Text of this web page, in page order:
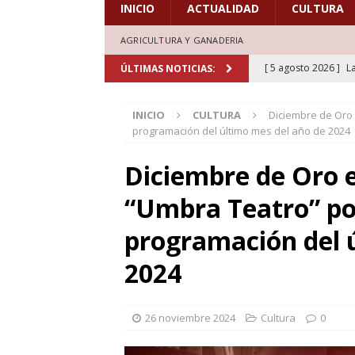
INICIO ACTUALIDAD CULTURA
AGRICULTURA Y GANADERIA
ÚLTIMAS NOTICIAS: [ 5 agosto 2026 ]
DEPORTES
deporte el verano
[ 5 agosto 2026 ]
marcada por la
INICIO CULTURA
Diciembre de
programación del último mes del año de 2024
Diciembre de Oro
“Umbra Teatro”
programación del
2024
26 noviembre 2024 Cultura 0